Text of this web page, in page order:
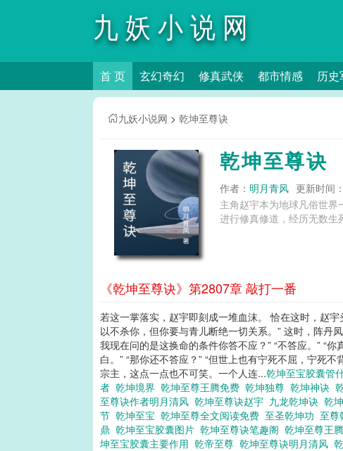
九妖小说网
首 页 玄幻奇幻 修真武侠 都市情感 历史
九妖小说网 > 乾坤至尊诀
乾坤至尊诀
作者： 明月青风 更新时间
主角赵宇本为地球凡俗世
进行修真修道，经历无数生
《乾坤至尊诀》第2807章 敲打一番
若这一掌落实，赵宇即刻成一堆血沫。 恰在这时，赵
以不杀你，但你要与青儿断绝一切关系。” 这时，阵丹
我现在问的是这换命的条件你答不应？” “不答应。” “
白。” “那你还不答应？” “但世上也有宁死不屈，宁死
宗主，这点一点也不可笑。一个人连...乾坤至宝胶囊管
者 乾坤境界 乾坤至尊王腾免费 乾坤独尊 乾坤神诀
至尊诀作者明月清风 乾坤至尊诀赵宇 九龙乾坤诀 乾
节 乾坤至宝 乾坤至尊全文阅读免费 至圣乾坤功 至尊
鼎 乾坤至宝胶囊图片 乾坤至尊诀笔趣阁 乾坤至尊王
坤至宝胶囊主要作用 乾帝至尊 乾坤至尊诀明月清风